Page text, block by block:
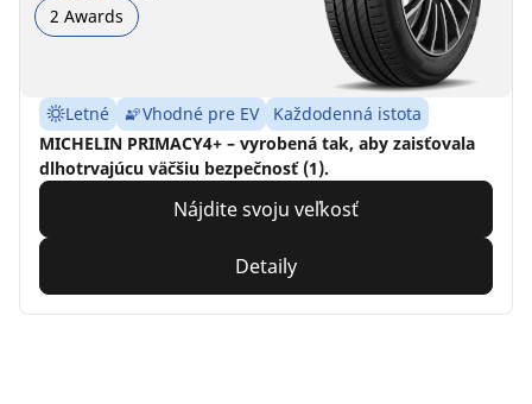
2 Awards
Letné Vhodné pre EV
Každodenná istota
MICHELIN PRIMACY4+ – vyrobená tak, aby zaisťovala
dlhotrvajúcu väčšiu bezpečnosť (1).
Nájdite svoju veľkosť
Detaily